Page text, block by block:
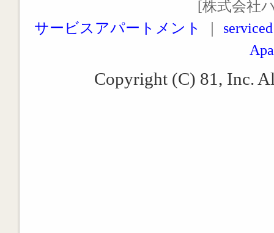
[株式会社
サービスアパートメント
Copyright (C) 81, Inc.